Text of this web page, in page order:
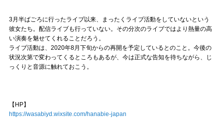
3月半ばごろに行ったライブ以来、まったくライブ活動をしていないという
彼女たち。配信ライブも行っていない。その分次のライブではより熱量の高
い演奏を魅せてくれることだろう。
ライブ活動は、2020年8月下旬からの再開を予定しているとのこと。今後の
状況次第で変わってくるところもあるが、今は正式な告知を待ちながら、じ
っくりと音源に触れておこう。
【HP】
https://wasabiyd.wixsite.com/hanabie-japan